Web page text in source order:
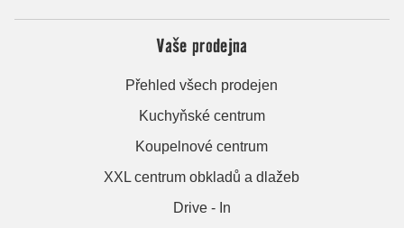
Vaše prodejna
Přehled všech prodejen
Kuchyňské centrum
Koupelnové centrum
XXL centrum obkladů a dlažeb
Drive - In